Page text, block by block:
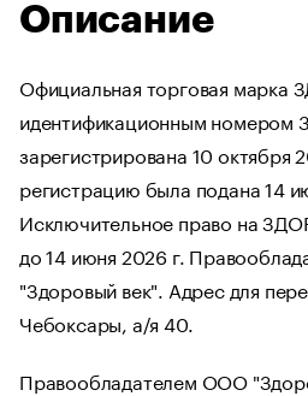
Описание
Официальная торговая
идентификационным номером
зарегистрирована 10 октября
регистрацию была подана 14
Исключительное право на
до 14 июня 2026 г.
"Здоровый век". Адрес для
Чебоксары, а/я 40.
Правообладателем ООО